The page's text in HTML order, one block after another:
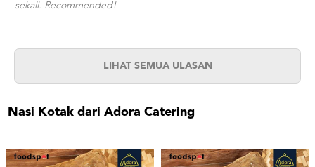
sekali. Recommended!
LIHAT SEMUA ULASAN
Nasi Kotak dari Adora Catering